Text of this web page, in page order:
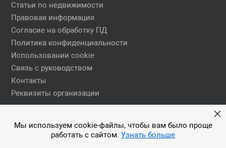
Статьи по недвижимости
Правовая информация
Согласие на обработку ПД
Политика конфиденциальности
Использовании cookie
Связь с руководством
Контакты
Реквизиты организации
Правовая информация
© 2026 АН ЕГСН
Мы используем cookie-файлы, чтобы вам было проще
работать с сайтом. Узнать больше